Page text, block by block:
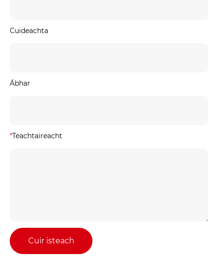
Cuideachta
Ábhar
*Teachtaireacht
Cuir isteach